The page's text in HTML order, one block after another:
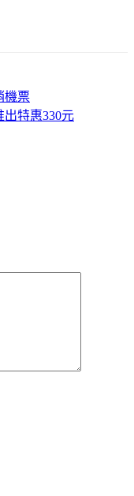
機票
特惠330元